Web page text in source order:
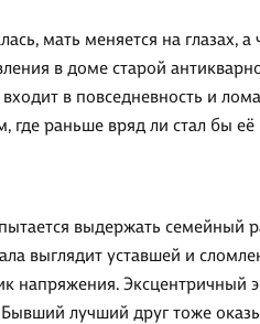
мать меняется на глазах, а
в доме старой
в повседневность и
где раньше вряд ли стал бы
выдержать семейный
выглядит уставшей и
напряжения. Эксцентричный
лучший друг тоже